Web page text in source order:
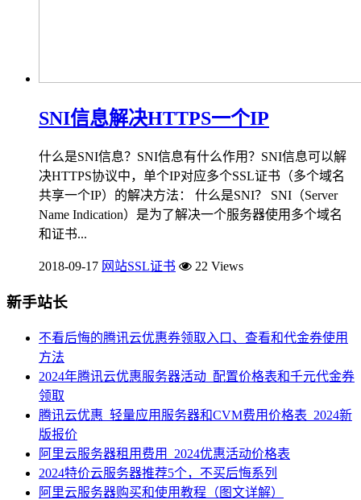
SNI信息解决HTTPS一个IP
什么是SNI信息？SNI信息有什么作用？SNI信息可以解
决HTTPS协议中，单个IP对应多个SSL证书（多个域名
共享一个IP）的解决方法： 什么是SNI？ SNI（Server
Name Indication）是为了解决一个服务器使用多个域名
和证书...
2018-09-17 网站SSL证书 22 Views
新手站长
不看后悔的腾讯云优惠券领取入口、查看和代金券使用
方法
2024年腾讯云优惠服务器活动_配置价格表和千元代金券
领取
腾讯云优惠_轻量应用服务器和CVM费用价格表_2024新
版报价
阿里云服务器租用费用_2024优惠活动价格表
2024特价云服务器推荐5个，不买后悔系列
阿里云服务器购买和使用教程（图文详解）